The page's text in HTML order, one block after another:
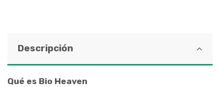
Descripción
Qué es Bio Heaven